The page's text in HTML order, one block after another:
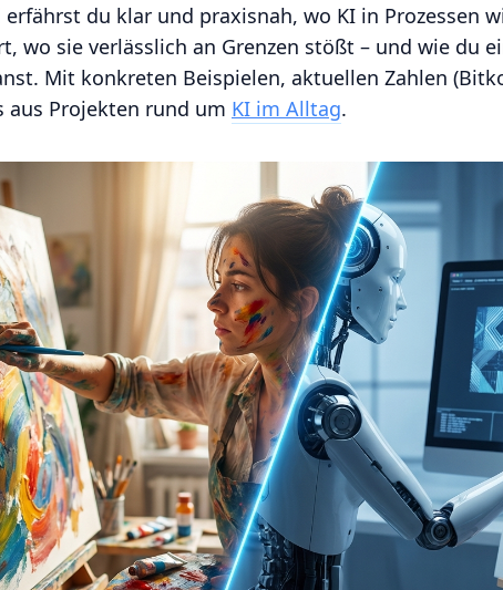
du klar und praxisnah, wo KI in Prozessen
wo sie verlässlich an Grenzen stößt – und wie du
Mit konkreten Beispielen, aktuellen Zahlen
aus Projekten rund um KI im Alltag.